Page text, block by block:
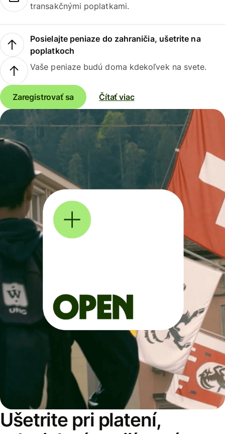
transakčnými poplatkami.
Posielajte peniaze do zahraničia, ušetrite na
poplatkoch
Vaše peniaze budú doma kdekoľvek na svete.
Zaregistrovať sa Čítať viac
Ušetrite pri platení,